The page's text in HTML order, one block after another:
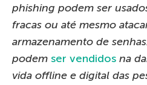
phishing podem ser
fracas ou até mesmo
armazenamento de
podem ser vendidos na
vida offline e digital das